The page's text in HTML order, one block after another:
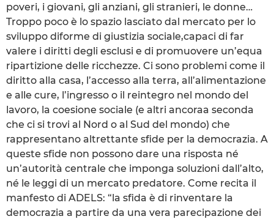
poveri, i giovani, gli anziani, gli stranieri, le donne…
Troppo poco è lo spazio lasciato dal mercato per lo
sviluppo diforme di giustizia sociale,capaci di far
valere i diritti degli esclusi e di promuovere un’equa
ripartizione delle ricchezze. Ci sono problemi come il
diritto alla casa, l’accesso alla terra, all’alimentazione
e alle cure, l’ingresso o il reintegro nel mondo del
lavoro, la coesione sociale (e altri ancoraa seconda
che ci si trovi al Nord o al Sud del mondo) che
rappresentano altrettante sfide per la democrazia. A
queste sfide non possono dare una risposta né
un’autorità centrale che imponga soluzioni dall’alto,
né le leggi di un mercato predatore. Come recita il
manfesto di ADELS: “la sfida è di rinventare la
democrazia a partire da una vera parecipazione dei